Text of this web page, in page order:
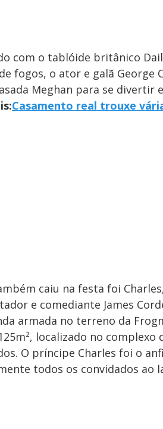
com o tablóide britânico
fogos, o ator e galã George
Meghan para se divertir
Casamento real trouxe
caiu na festa foi
e comediante James
armada no terreno da
localizado no
O príncipe Charles foi o
todos os convidados ao